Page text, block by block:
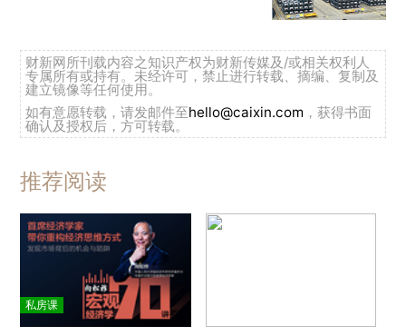
财新网所刊载内容之知识产权为财新传媒及/或相关权利人
专属所有或持有。未经许可，禁止进行转载、摘编、复制及
建立镜像等任何使用。
如有意愿转载，请发邮件至hello@caixin.com ，获得书面
确认及授权后，方可转载。
推荐阅读
私房课